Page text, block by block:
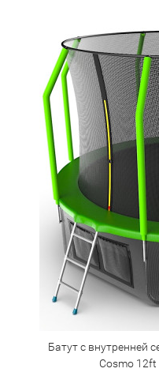
Батут с внутренней
Cosmo 12ft